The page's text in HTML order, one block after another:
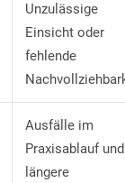
Unzulässige
Einsicht oder
fehlende
Ausfälle im
Praxisablauf und
längere